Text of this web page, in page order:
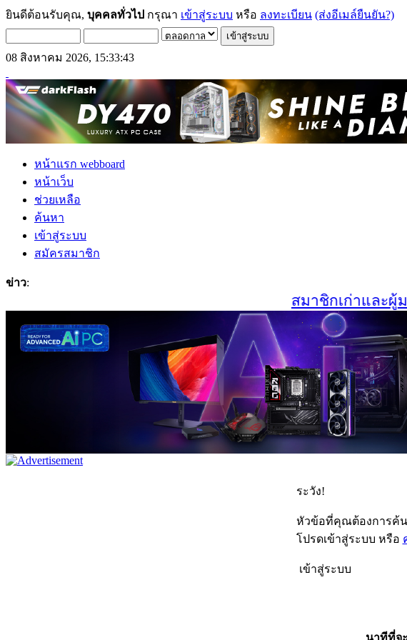
ยินดีต้อนรับคุณ, บุคคลทั่วไป กรุณา เข้าสู่ระบบ หรือ ลงทะเบียน (ส่งอีเมล์ยืนยัน?)
08 สิงหาคม 2026, 15:33:43
หน้าแรก webboard
หน้าเว็บ
ช่วยเหลือ
ค้นหา
เข้าสู่ระบบ
สมัครสมาชิก
ข่าว:
สมาชิกเก่าและผู้ม
ระวัง!
หัวข้อที่คุณต้องการค้
โปรดเข้าสู่ระบบ หรือ
เข้าสู่ระบบ
นาทีที่จ